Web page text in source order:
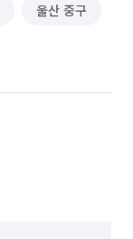
울산 중구